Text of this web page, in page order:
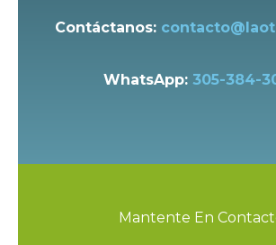
Contáctanos:
WhatsApp: 305-384-
Mantente En